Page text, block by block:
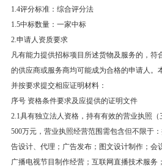
1.4评分标准：综合评分法
1.5中标数量：一家中标
2.申请人资质要求
凡有能力提供招标项目所述货物及服务的，符
的供应商或服务商均可能成为合格的申请人。
并按要求提交相应证明材料：
序号 资格条件要求及应提供的证明文件
2.1具有独立法人资格，持有有效的营业执照
500万元，营业执照经营范围需包含但不限于
告设计、代理；广告发布；图文设计制作；会
广播电视节目制作经营；互联网直播技术服务